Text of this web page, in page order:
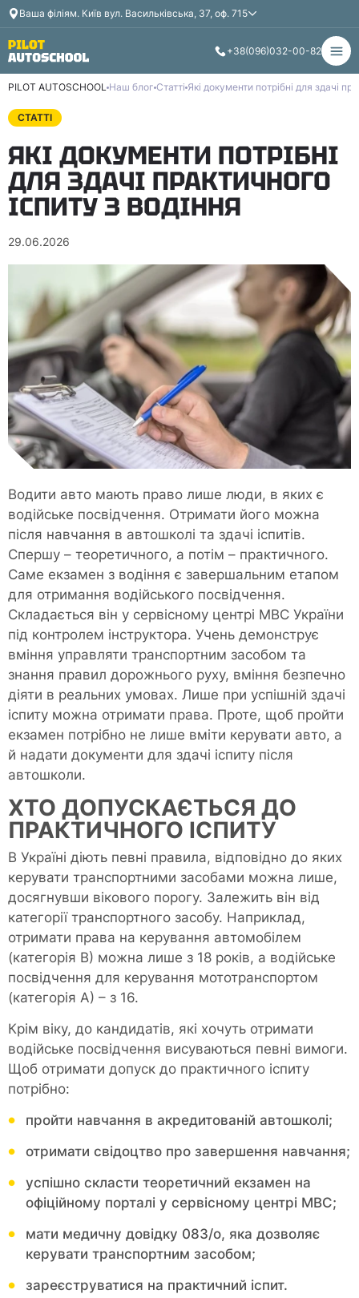
Ваша філіям. Київ вул. Васильківська, 37, оф. 715
+38(096)032-00-82
PILOT AUTOSCHOOL Наш блог Статті Які документи потрібні для здачі
СТАТТІ
ЯКІ ДОКУМЕНТИ ПОТРІБНІ
ДЛЯ ЗДАЧІ ПРАКТИЧНОГО
ІСПИТУ З ВОДІННЯ
29.06.2026
Водити авто мають право лише люди, в яких є
водійське посвідчення. Отримати його можна
після навчання в автошколі та здачі іспитів.
Спершу – теоретичного, а потім – практичного.
Саме екзамен з водіння є завершальним етапом
для отримання водійського посвідчення.
Складається він у сервісному центрі МВС України
під контролем інструктора. Учень демонструє
вміння управляти транспортним засобом та
знання правил дорожнього руху, вміння безпечно
діяти в реальних умовах. Лише при успішній здачі
іспиту можна отримати права. Проте, щоб пройти
екзамен потрібно не лише вміти керувати авто, а
й надати документи для здачі іспиту після
автошколи.
ХТО ДОПУСКАЄТЬСЯ ДО
ПРАКТИЧНОГО ІСПИТУ
В Україні діють певні правила, відповідно до яких
керувати транспортними засобами можна лише,
досягнувши вікового порогу. Залежить він від
категорії транспортного засобу. Наприклад,
отримати права на керування автомобілем
(категорія В) можна лише з 18 років, а водійське
посвідчення для керування мототранспортом
(категорія А) – з 16.
Крім віку, до кандидатів, які хочуть отримати
водійське посвідчення висуваються певні вимоги.
Щоб отримати допуск до практичного іспиту
потрібно:
пройти навчання в акредитованій автошколі;
отримати свідоцтво про завершення навчання;
успішно скласти теоретичний екзамен на
офіційному порталі у сервісному центрі МВС;
мати медичну довідку 083/о, яка дозволяє
керувати транспортним засобом;
зареєструватися на практичний іспит.